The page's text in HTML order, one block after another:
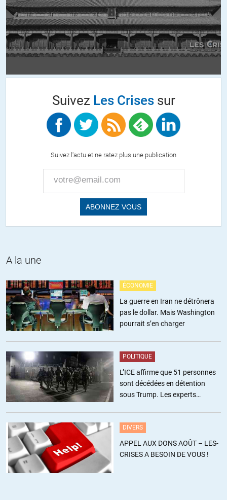
Suivez Les Crisessur
Suivez l'actu et ne ratez plus une publication
A la une
ÉCONOMIE
La guerre en Iran ne détrônera
pas le dollar. Mais Washington
pourrait s’en charger
POLITIQUE
L’ICE affirme que 51 personnes
sont décédées en détention
sous Trump. Les experts
DIVERS
APPEL AUX DONS AOÛT – LES-
CRISES A BESOIN DE VOUS !